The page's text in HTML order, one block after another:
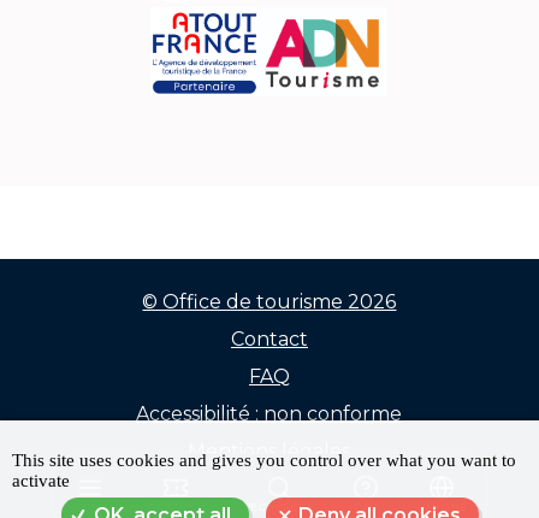
© Office de tourisme 2026
Pied
de
page
Contact
FAQ
Accessibilité : non conforme
Mentions légales
MENU RÉSERVER RECHERCHE FAQ LANGUE
This site uses cookies and gives you control over what you want to
activate